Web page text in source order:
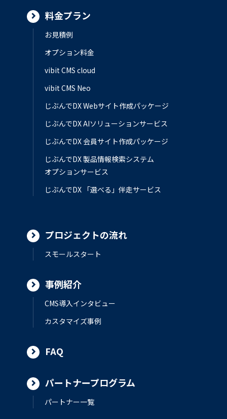
料金プラン
お見積例
オプション料金
vibit CMS cloud
vibit CMS Neo
じぶんでDX Webサイト作成パッケージ
じぶんでDX AIソリューションサービス
じぶんでDX 会員サイト作成パッケージ
じぶんでDX 製品情報検索システム
オプションサービス
じぶんでDX 「選べる」伴走サービス
プロジェクトの流れ
スモールスタート
事例紹介
CMS導入インタビュー
カスタマイズ事例
FAQ
パートナープログラム
パートナー一覧